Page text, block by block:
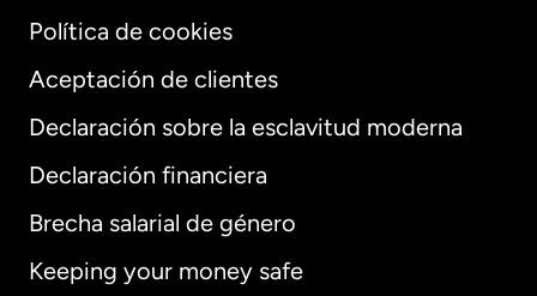
Política de cookies
Aceptación de clientes
Declaración sobre la esclavitud moderna
Declaración financiera
Brecha salarial de género
Keeping your money safe
Internacional English
Alemania